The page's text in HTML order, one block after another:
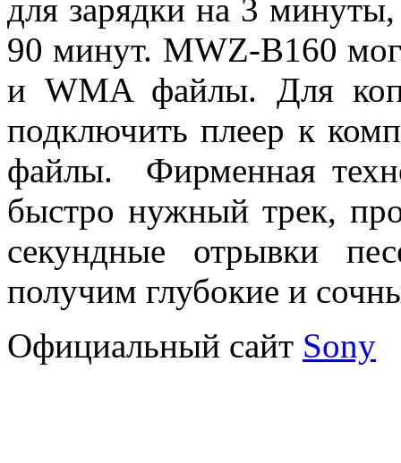
для зарядки на 3
90 минут. MWZ-B160
и WMA файлы. Для
подключить плеер к
файлы. Фирменная
быстро нужный трек,
секундные отрывки
получим глубокие и
Официальный сайт Sony